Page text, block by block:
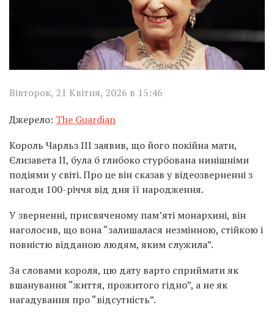
Вівторок, 21 Квітня, 2026 в 15:46
Джерело: The Guardian
Король Чарльз III заявив, що його покійна мати,
Єлизавета II, була б глибоко стурбована нинішніми
подіями у світі. Про це він сказав у відеозверненні з
нагоди 100-річчя від дня її народження.
У зверненні, присвяченому пам’яті монархині, він
наголосив, що вона “залишалася незмінною, стійкою і
повністю відданою людям, яким служила”.
За словами короля, цю дату варто сприймати як
вшанування “життя, прожитого гідно”, а не як
нагадування про “відсутність”.